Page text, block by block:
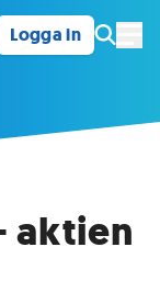
Logga in
aktien